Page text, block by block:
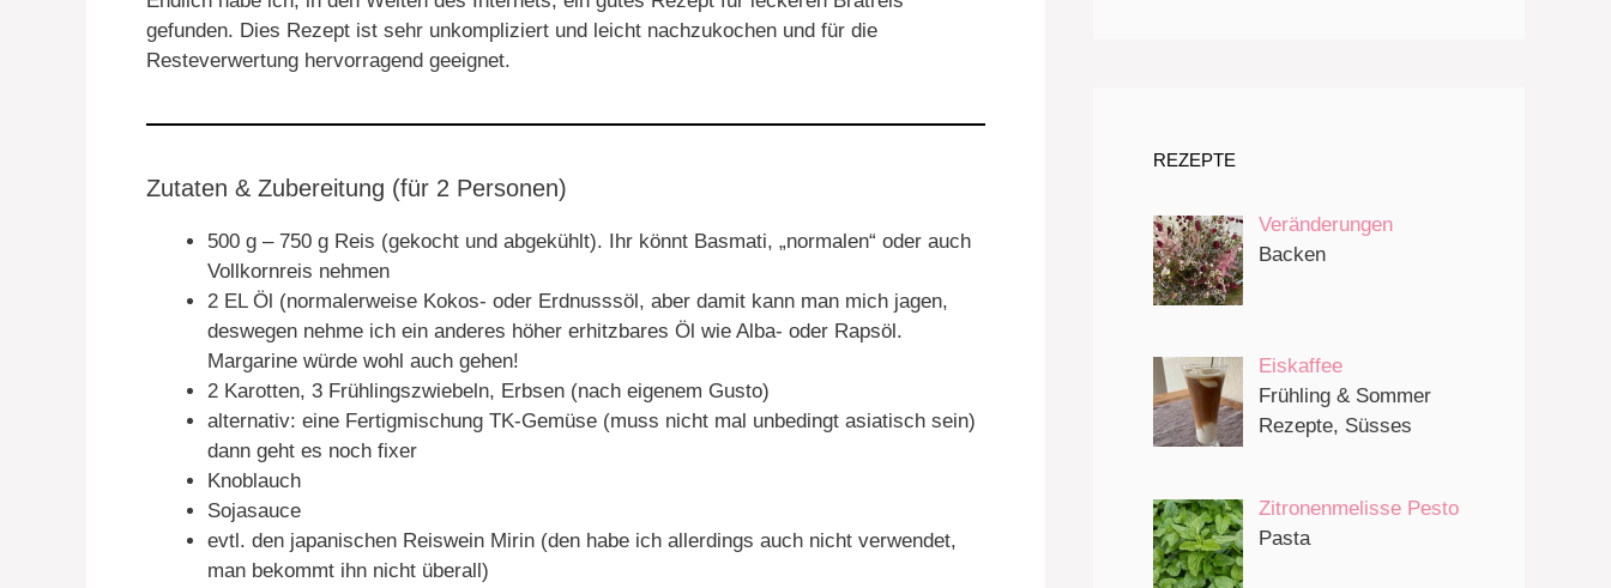
gefunden. Dies Rezept ist sehr unkompliziert und leicht nachzukochen und für die
Resteverwertung hervorragend geeignet.
Zutaten & Zubereitung (für 2 Personen)
500 g – 750 g Reis (gekocht und abgekühlt). Ihr könnt Basmati, „normalen“ oder auch
Vollkornreis nehmen
2 EL Öl (normalerweise Kokos- oder Erdnusssöl, aber damit kann man mich jagen,
deswegen nehme ich ein anderes höher erhitzbares Öl wie Alba- oder Rapsöl.
Margarine würde wohl auch gehen!
2 Karotten, 3 Frühlingszwiebeln, Erbsen (nach eigenem Gusto)
alternativ: eine Fertigmischung TK-Gemüse (muss nicht mal unbedingt asiatisch sein)
dann geht es noch fixer
Knoblauch
Sojasauce
evtl. den japanischen Reiswein Mirin (den habe ich allerdings auch nicht verwendet,
man bekommt ihn nicht überall)
REZEPTE
Veränderungen
Backen
Eiskaffee
Frühling & Sommer
Rezepte, Süsses
Zitronenmelisse Pesto
Pasta